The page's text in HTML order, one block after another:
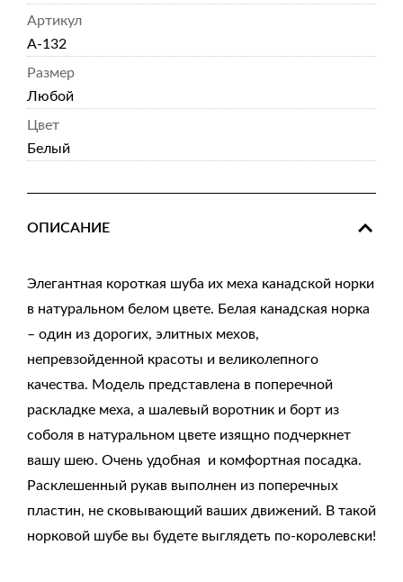
Артикул
А-132
Размер
Любой
Цвет
Белый
ОПИСАНИЕ
Элегантная короткая шуба их меха канадской норки
в натуральном белом цвете. Белая канадская норка
– один из дорогих, элитных мехов,
непревзойденной красоты и великолепного
качества. Модель представлена в поперечной
раскладке меха, а шалевый воротник и борт из
соболя в натуральном цвете изящно подчеркнет
вашу шею. Очень удобная и комфортная посадка.
Расклешенный рукав выполнен из поперечных
пластин, не сковывающий ваших движений. В такой
норковой шубе вы будете выглядеть по-королевски!